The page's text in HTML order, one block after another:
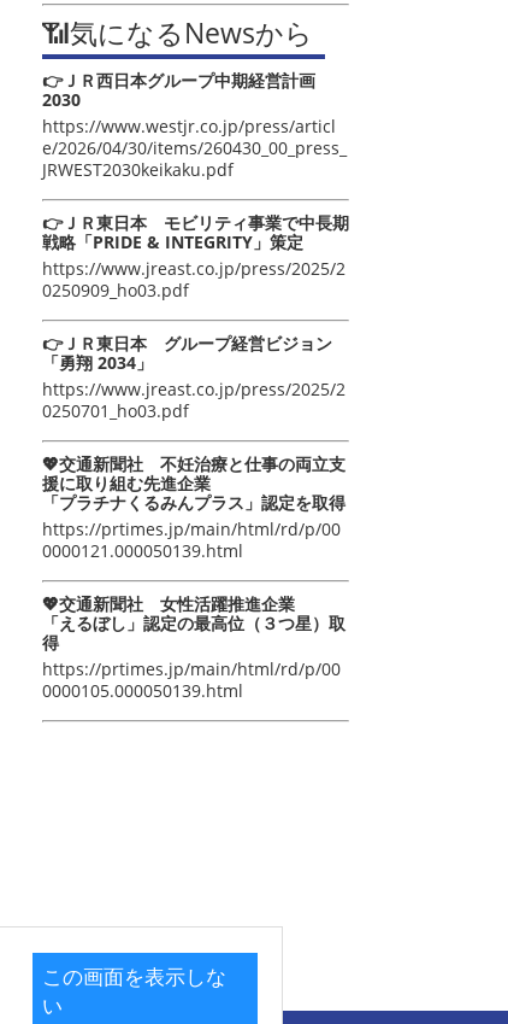
この画面を表示しな
い
📶気になるNewsから
👉ＪＲ西日本グループ中期経営計画
2030
https://www.westjr.co.jp/press/articl
e/2026/04/30/items/260430_00_press_
JRWEST2030keikaku.pdf
👉ＪＲ東日本 モビリティ事業で中長期
戦略「PRIDE & INTEGRITY」策定
https://www.jreast.co.jp/press/2025/2
0250909_ho03.pdf
👉ＪＲ東日本 グループ経営ビジョン
「勇翔 2034」
https://www.jreast.co.jp/press/2025/2
0250701_ho03.pdf
💖交通新聞社 不妊治療と仕事の両立支
援に取り組む先進企業
「プラチナくるみんプラス」認定を取得
https://prtimes.jp/main/html/rd/p/00
0000121.000050139.html
💖交通新聞社 女性活躍推進企業
「えるぼし」認定の最高位（３つ星）取
得
https://prtimes.jp/main/html/rd/p/00
0000105.000050139.html